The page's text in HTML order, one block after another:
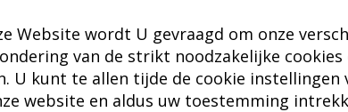
Website wordt U gevraagd om onze
van de strikt noodzakelijke
U kunt te allen tijde de cookie instellingen
website en aldus uw toestemming